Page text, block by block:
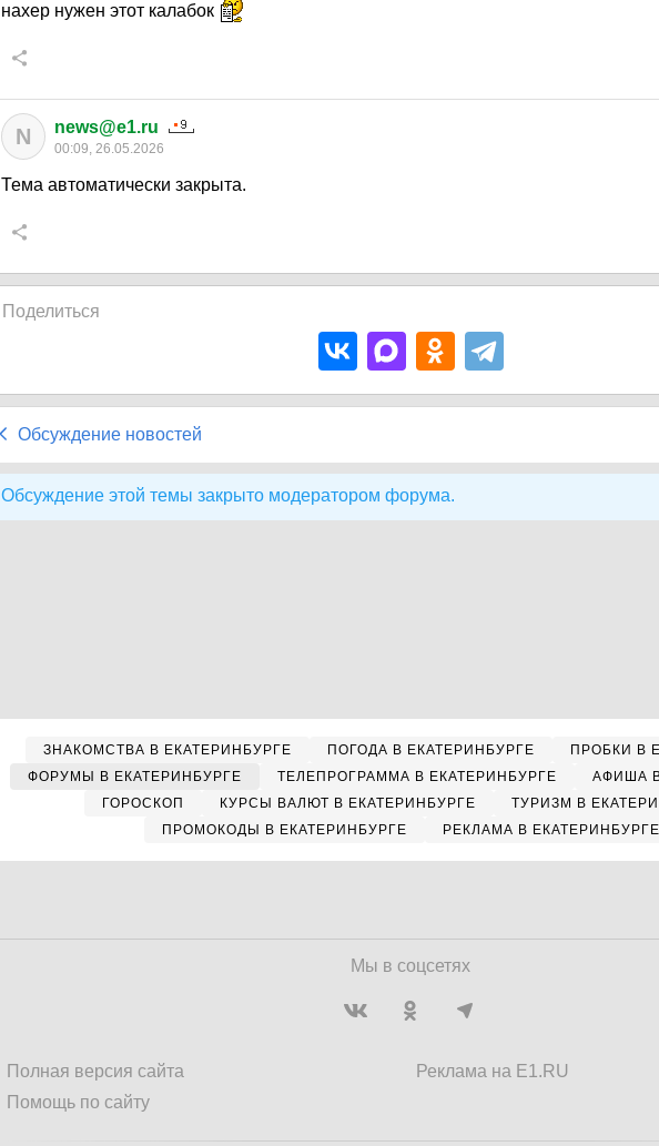
нахер нужен этот калабок
N news@e1.ru
00:09, 26.05.2026
Тема автоматически закрыта.
Поделиться
Обсуждение новостей
Обсуждение этой темы закрыто модератором форума.
ЗНАКОМСТВА В ЕКАТЕРИНБУРГЕ ПОГОДА В ЕКАТЕРИНБУРГЕ
ПРОБКИ В
ФОРУМЫ В ЕКАТЕРИНБУРГЕ
ТЕЛЕПРОГРАММА В ЕКАТЕРИНБУРГЕ
АФИША
ГОРОСКОП
КУРСЫ ВАЛЮТ В ЕКАТЕРИНБУРГЕ
ТУРИЗМ В
ПРОМОКОДЫ В ЕКАТЕРИНБУРГЕ
РЕКЛАМА В ЕКАТЕРИНБУРГЕ
Мы в соцсетях
Полная версия сайта
Помощь по сайту
Реклама на E1.RU